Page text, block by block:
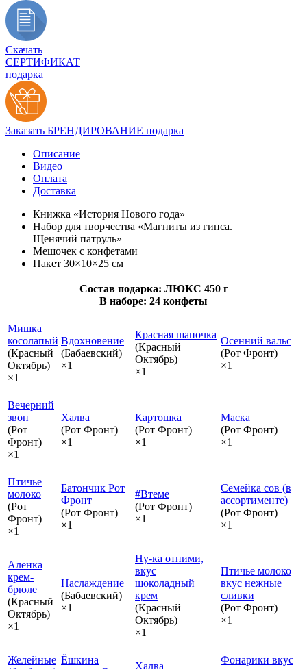
Скачать
СЕРТИФИКАТ
подарка
Заказать БРЕНДИРОВАНИЕ подарка
Описание
Видео
Оплата
Доставка
Книжка «История Нового года»
Набор для творчества «Магниты из гипса.
Щенячий патруль»
Мешочек с конфетами
Пакет 30×10×25 см
Состав подарка: ЛЮКС 450 г
В наборе: 24 конфеты
Мишка
косолапый
(Красный
Октябрь)
×1
Вдохновение
(Бабаевский)
×1
Красная шапочка
(Красный
Октябрь)
×1
Осенний вальс
(Рот Фронт)
×1
Вечерний
звон
(Рот
Фронт)
×1
Халва
(Рот Фронт)
×1
Картошка
(Рот Фронт)
×1
Маска
(Рот Фронт)
×1
Птичье
молоко
(Рот
Фронт)
×1
Батончик Рот
Фронт
(Рот Фронт)
×1
#Втеме
(Рот Фронт)
×1
Семейка сов (в
ассортименте)
(Рот Фронт)
×1
Аленка
крем-
брюле
(Красный
Октябрь)
×1
Наслаждение
(Бабаевский)
×1
Ну-ка отними,
вкус
шоколадный
крем
(Красный
Октябрь)
×1
Птичье молоко
вкус нежные
сливки
(Рот Фронт)
×1
Желейные Ёшкина
Халва
Фонарики вкус